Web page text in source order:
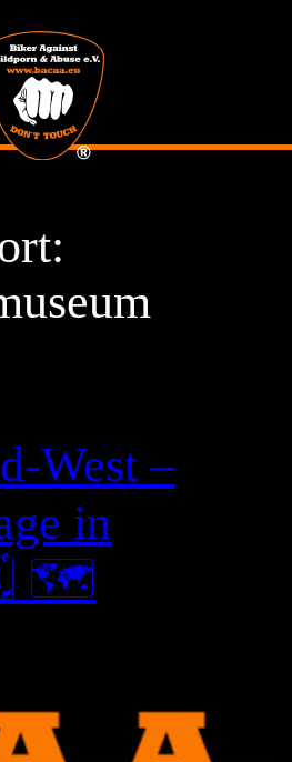
West –
in
🗓 🗺